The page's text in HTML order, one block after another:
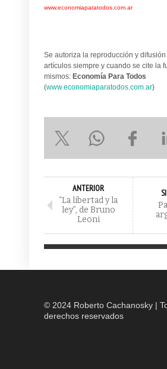
www.economiaparatodos.com.ar
Se autoriza la reproducción y
artículos siempre y cuando se cite la
mismos: Economía Para Todos
(www.economiaparatodos.com.ar)
ANTERIOR
“La libertad y la
ley”, de Bruno
Leoni
© 2024 Roberto Cachanosky |
derechos reservados